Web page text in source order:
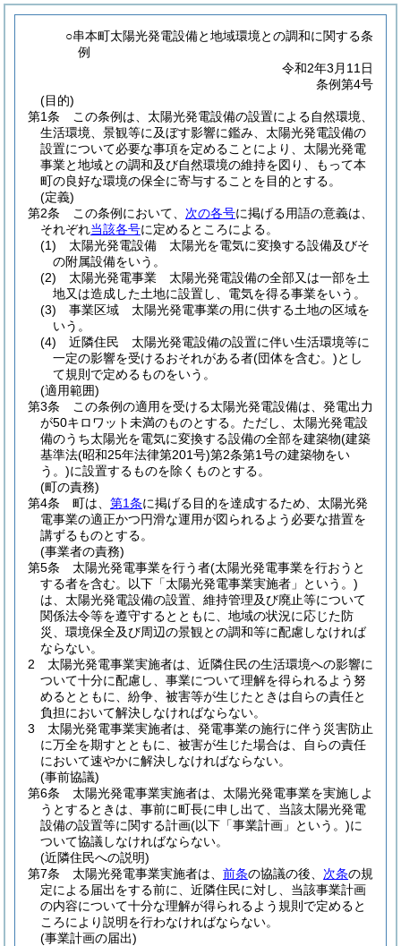
○串本町太陽光発電設備と地域環境との調和に関する条
例
令和2年3月11日
条例第4号
(目的)
第1条
この条例は、太陽光発電設備の設置による自然環境、
生活環境、景観等に及ぼす影響に鑑み、太陽光発電設備の
設置について必要な事項を定めることにより、太陽光発電
事業と地域との調和及び自然環境の維持を図り、もって本
町の良好な環境の保全に寄与することを目的とする。
(定義)
第2条
この条例において、 次の各号に掲げる用語の意義は、
それぞれ当該各号に定めるところによる。
(1)
太陽光発電設備 太陽光を電気に変換する設備及びそ
の附属設備をいう。
(2)
太陽光発電事業 太陽光発電設備の全部又は一部を土
地又は造成した土地に設置し、電気を得る事業をいう。
(3)
事業区域 太陽光発電事業の用に供する土地の区域を
いう。
(4)
近隣住民 太陽光発電設備の設置に伴い生活環境等に
一定の影響を受けるおそれがある者(団体を含む。)とし
て規則で定めるものをいう。
(適用範囲)
第3条
この条例の適用を受ける太陽光発電設備は、発電出力
が50キロワット未満のものとする。 ただし、太陽光発電設
備のうち太陽光を電気に変換する設備の全部を建築物(建築
基準法(昭和25年法律第201号)第2条第1号の建築物をい
う。)に設置するものを除くものとする。
(町の責務)
第4条
町は、 第1条に掲げる目的を達成するため、太陽光発
電事業の適正かつ円滑な運用が図られるよう必要な措置を
講ずるものとする。
(事業者の責務)
第5条
太陽光発電事業を行う者(太陽光発電事業を行おうと
する者を含む。以下「太陽光発電事業実施者」という。)
は、太陽光発電設備の設置、維持管理及び廃止等について
関係法令等を遵守するとともに、地域の状況に応じた防
災、環境保全及び周辺の景観との調和等に配慮しなければ
ならない。
2
太陽光発電事業実施者は、近隣住民の生活環境への影響に
ついて十分に配慮し、事業について理解を得られるよう努
めるとともに、紛争、被害等が生じたときは自らの責任と
負担において解決しなければならない。
3
太陽光発電事業実施者は、発電事業の施行に伴う災害防止
に万全を期すとともに、被害が生じた場合は、自らの責任
において速やかに解決しなければならない。
(事前協議)
第6条
太陽光発電事業実施者は、太陽光発電事業を実施しよ
うとするときは、事前に町長に申し出て、当該太陽光発電
設備の設置等に関する計画(以下「事業計画」という。)に
ついて協議しなければならない。
(近隣住民への説明)
第7条
太陽光発電事業実施者は、 前条の協議の後、 次条の規
定による届出をする前に、近隣住民に対し、当該事業計画
の内容について十分な理解が得られるよう規則で定めると
ころにより説明を行わなければならない。
(事業計画の届出)